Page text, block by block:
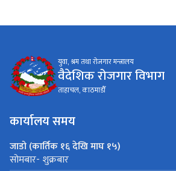
युवा, श्रम तथा रोजगार मन्त्रालय
वैदेशिक रोजगार विभाग
ताहाचल, काठमाडौँ
कार्यालय समय
जाडो (कार्तिक १६ देखि माघ १५)
सोमबार- शुक्रबार